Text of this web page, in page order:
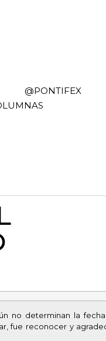
@PONTIFEX
no determinan la
fue reconocer y